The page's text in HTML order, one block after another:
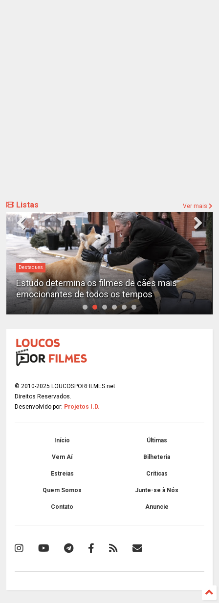
Listas Ver mais
Destaques
Estudo determina os filmes de cães mais
emocionantes de todos os tempos
© 2010-2025 LOUCOSPORFILMES.net
Direitos Reservados.
Desenvolvido por: Projetos I.D.
Início Últimas
Vem Aí Bilheteria
Estreias Críticas
Quem Somos Junte-se à Nós
Contato Anuncie